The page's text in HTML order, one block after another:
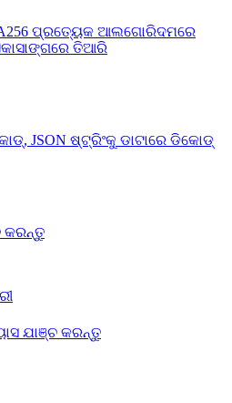
ପ୍ରତ୍ୟେକ ଆଲଗୋରିଦମରେ
ତିଆରି
JSON ଷ୍ଟ୍ରିଂକୁ ଡାଟାରେ ଡିକୋଡ୍
କରନ୍ତୁ
ଯାଞ୍ଚ କରନ୍ତୁ